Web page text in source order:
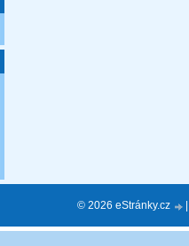
© 2026 eStránky.cz